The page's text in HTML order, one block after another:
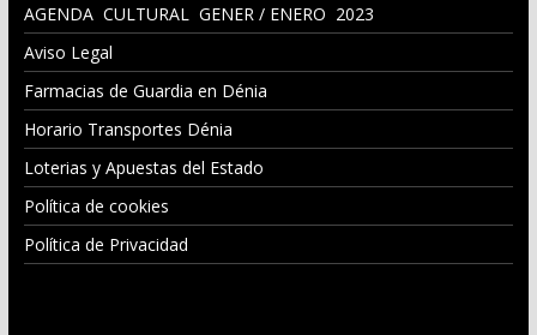
AGENDA CULTURAL GENER / ENERO 2023
Aviso Legal
Farmacias de Guardia en Dénia
Horario Transportes Dénia
Loterias y Apuestas del Estado
Política de cookies
Política de Privacidad